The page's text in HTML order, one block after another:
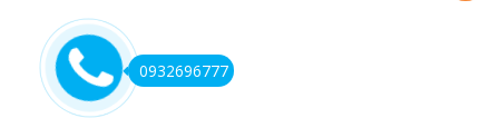
0932696777